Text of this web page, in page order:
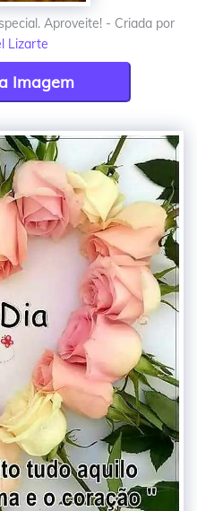
Aproveite! - Criada por
Lizarte
Imagem